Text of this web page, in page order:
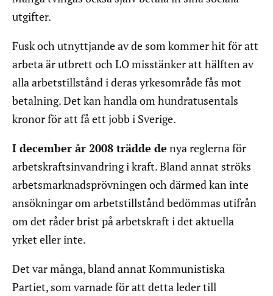
utgifter.
Fusk och utnyttjande av de som kommer hit för att
arbeta är utbrett och LO misstänker att hälften av
alla arbetstillstånd i deras yrkesområde fås mot
betalning. Det kan handla om hundratusentals
kronor för att få ett jobb i Sverige.
I december år 2008 trädde de nya reglerna för
arbetskraftsinvandring i kraft. Bland annat ströks
arbetsmarknadsprövningen och därmed kan inte
ansökningar om arbetstillstånd bedömmas utifrån
om det råder brist på arbetskraft i det aktuella
yrket eller inte.
Det var många, bland annat Kommunistiska
Partiet, som varnade för att detta leder till